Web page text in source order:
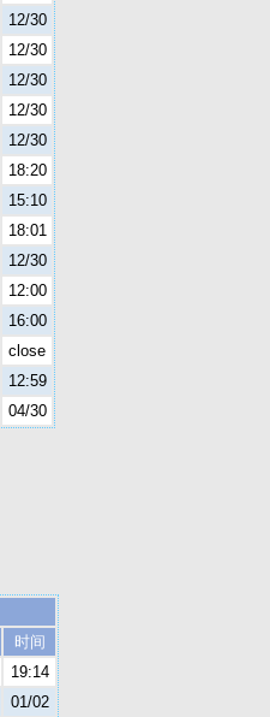
12/30
12/30
12/30
12/30
12/30
18:20
15:10
18:01
12/30
12:00
16:00
close
12:59
04/30
时间
19:14
01/02